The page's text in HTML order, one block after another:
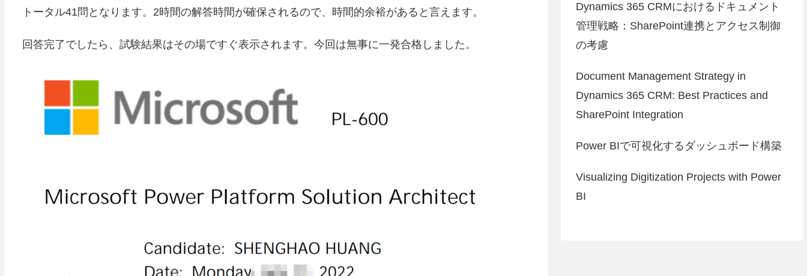
トータル41問となります。2時間の解答時間が確保されるので、時間的余裕があると言えます。
回答完了でしたら、試験結果はその場ですぐ表示されます。今回は無事に一発合格しました。
Dynamics 365 CRMにおけるドキュメント
管理戦略：SharePoint連携とアクセス制御
の考慮
Document Management Strategy in
Dynamics 365 CRM: Best Practices and
SharePoint Integration
Power BIで可視化するダッシュボード構築
Visualizing Digitization Projects with Power
BI